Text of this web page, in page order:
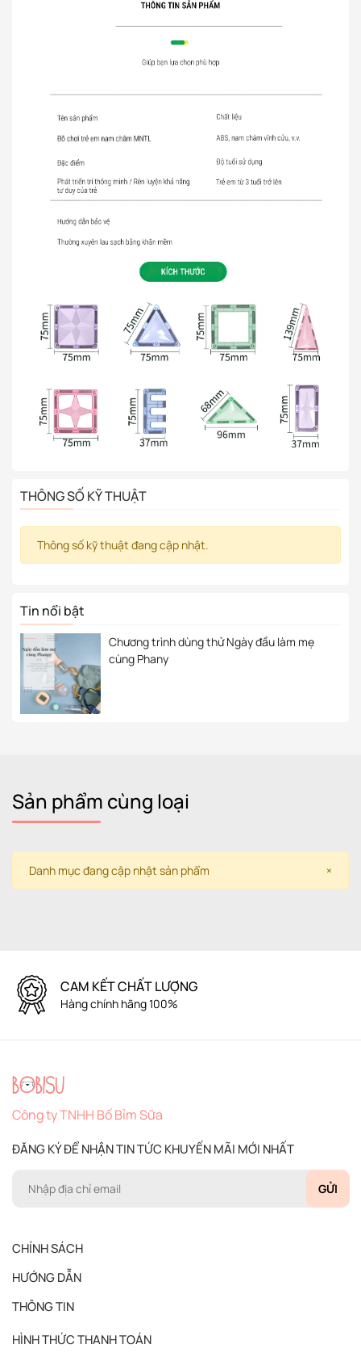
THÔNG SỐ KỸ THUẬT
Thông số kỹ thuật đang cập nhật.
Tin nổi bật
Chương trình dùng thử Ngày đầu làm mẹ
cùng Phany
Sản phẩm cùng loại
×
Danh mục đang cập nhật sản phẩm
HỖ TRỢ SHIP COD
Thanh toán khi nhận hàng
Công ty TNHH Bố Bỉm Sữa
ĐĂNG KÝ ĐỂ NHẬN TIN TỨC KHUYẾN MÃI MỚI NHẤT
GỬI
CHÍNH SÁCH
HƯỚNG DẪN
THÔNG TIN
HÌNH THỨC THANH TOÁN